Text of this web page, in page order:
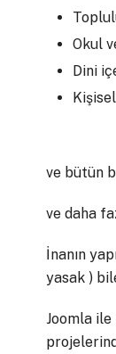
Okul
Dini
ve bütün
ve daha
İnanın
yasak )
Joomla ile